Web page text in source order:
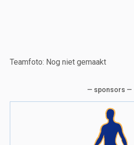
Teamfoto: Nog niet gemaakt
— sponsors —